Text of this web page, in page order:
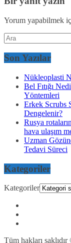
Yorum yapabilmek
Son Yazılar
Nükleoplasti
Bel Fıtığı
Yöntemleri
Erkek Scrubs
Dengelenir?
Rusya
hava ulaşım
Uzman
Tedavi Süreci
Kategoriler
Kategoriler
Tüm hakları